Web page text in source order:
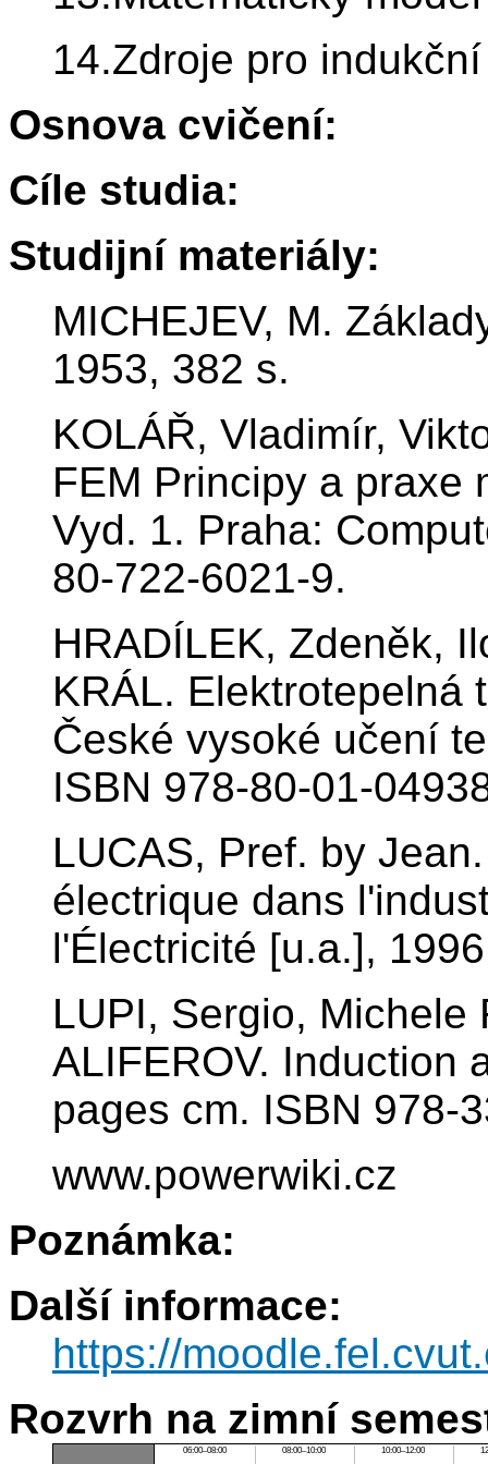
14.Zdroje pro
Osnova cvičení:
Cíle studia:
Studijní materiály:
MICHEJEV, M.
1953, 382 s.
KOLÁŘ, Vladimír,
FEM Principy a praxe
Vyd. 1. Praha:
80-722-6021-9.
HRADÍLEK, Zdeněk,
KRÁL. Elektrotepelná
České vysoké učení
ISBN 978-80-01-
LUCAS, Pref. by
électrique dans
l'Électricité [u.a.],
LUPI, Sergio, Michele
ALIFEROV. Induction
pages cm. ISBN 978-
www.powerwiki.cz
Poznámka:
Další informace:
https://
Rozvrh na zimní
06:00–08:00 08:00–10:00 10:00–12:00